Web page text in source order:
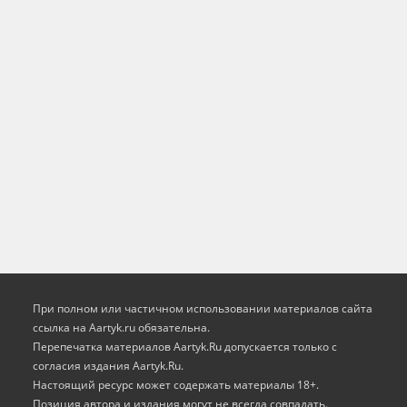
При полном или частичном использовании материалов сайта
ссылка на Aartyk.ru oбязательна.
Перепечатка материалов Aartyk.Ru допускается только с
согласия издания Aartyk.Ru.
Настоящий ресурс может содержать материалы 18+.
Позиция автора и издания могут не всегда совпадать.